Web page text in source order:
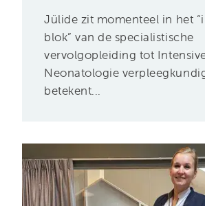
Jülide zit momenteel in het
blok” van de specialistische
vervolgopleiding tot
Neonatologie
betekent...